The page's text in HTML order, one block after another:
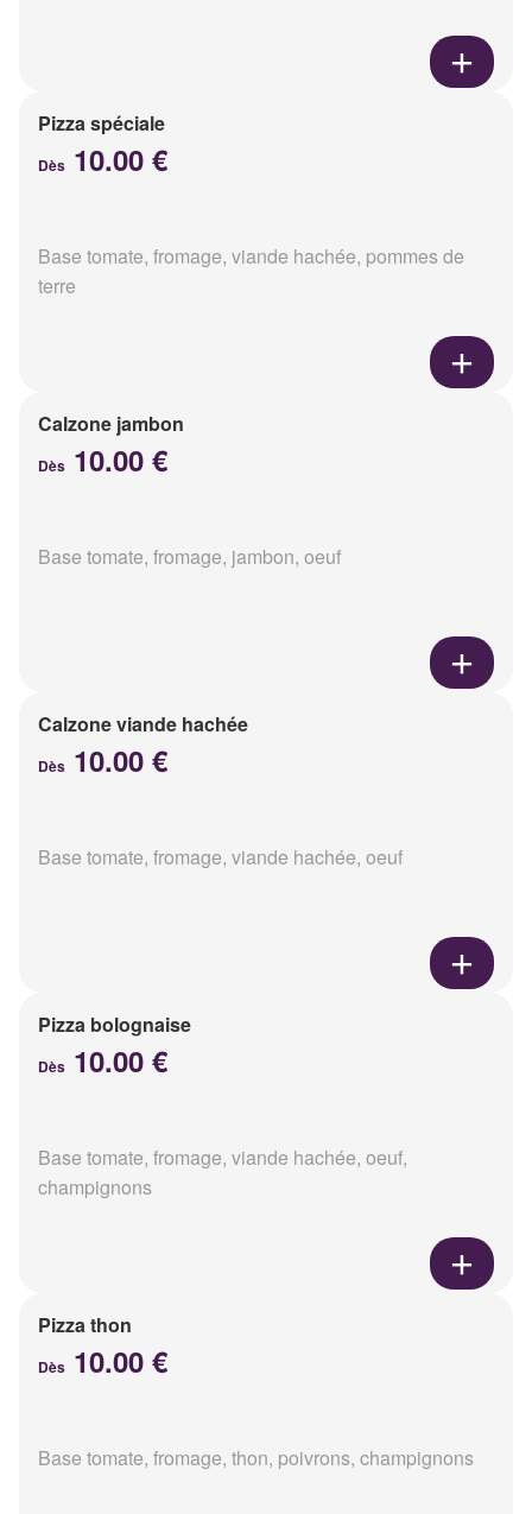
Pizza spéciale
Dès 10.00 €
Base tomate, fromage, viande hachée, pommes de
terre
Calzone jambon
Dès 10.00 €
Base tomate, fromage, jambon, oeuf
Calzone viande hachée
Dès 10.00 €
Base tomate, fromage, viande hachée, oeuf
Pizza bolognaise
Dès 10.00 €
Base tomate, fromage, viande hachée, oeuf,
champignons
Pizza thon
Dès 10.00 €
Base tomate, fromage, thon, poivrons, champignons